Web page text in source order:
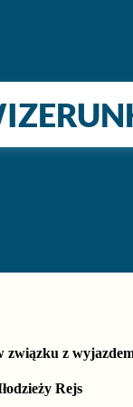
związku z
Rejs